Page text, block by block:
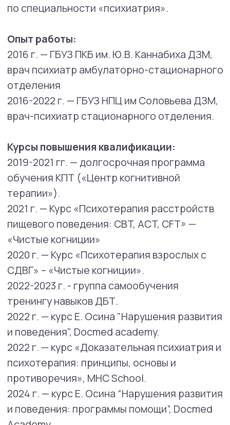
психосоматических заболеваний,
Проблемы и запросы, с которыми
Диагностика и психофармакотерапия
широкого спектра психических
расстройств:
Расстройства настроения
Расстройства, связанные со
стрессом
Обсессивно-компульсивное
расстройство
Расстройства с соматическими
симптомами
Расстройства шизофренического
спектра
СДВГ у взрослых.